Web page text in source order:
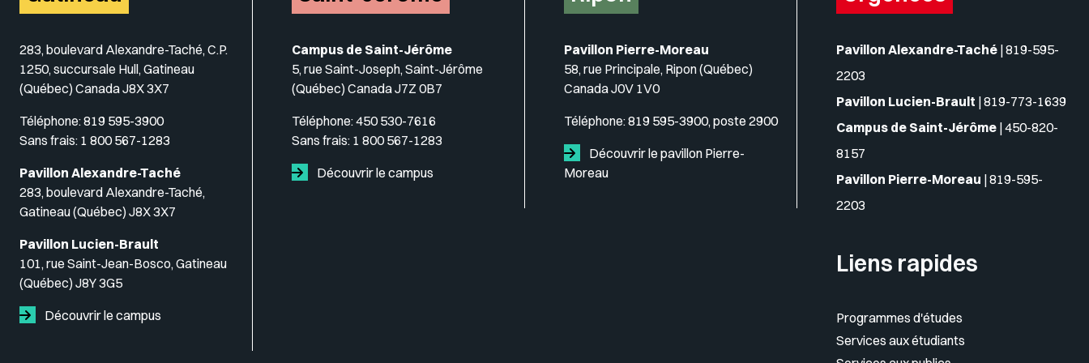
283, boulevard Alexandre-Taché, C.P.
1250, succursale Hull, Gatineau
(Québec) Canada J8X 3X7
Téléphone:819 595-3900
Sans frais: 1 800 567-1283
Pavillon Alexandre-Taché
283, boulevard Alexandre-Taché,
Gatineau (Québec) J8X 3X7
Pavillon Lucien-Brault
101, rue Saint-Jean-Bosco, Gatineau
(Québec) J8Y 3G5
Découvrir le campus
Campus de Saint-Jérôme
5, rue Saint-Joseph, Saint-Jérôme
(Québec) Canada J7Z 0B7
Téléphone:450 530-7616
Sans frais: 1 800 567-1283
Découvrir le campus
Pavillon Pierre-Moreau
58, rue Principale, Ripon (Québec)
Canada J0V 1V0
Téléphone:819 595-3900, poste 2900
Découvrir le pavillon Pierre-
Moreau
Pavillon Alexandre-Taché |819-595-
2203
Pavillon Lucien-Brault |819-773-1639
Campus de Saint-Jérôme |450-820-
8157
Pavillon Pierre-Moreau |819-595-
2203
Liens rapides
Programmes d'études
Services aux étudiants